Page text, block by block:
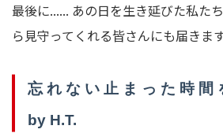
最後に...... あの日を生き延びた私た
ら見守ってくれる皆さんにも届きま
忘 れ な い 止 ま っ た 時
by H.T.